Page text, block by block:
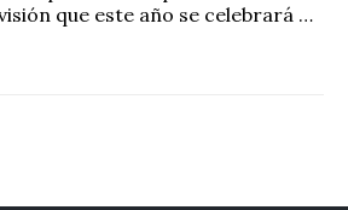
que este año se celebrará …